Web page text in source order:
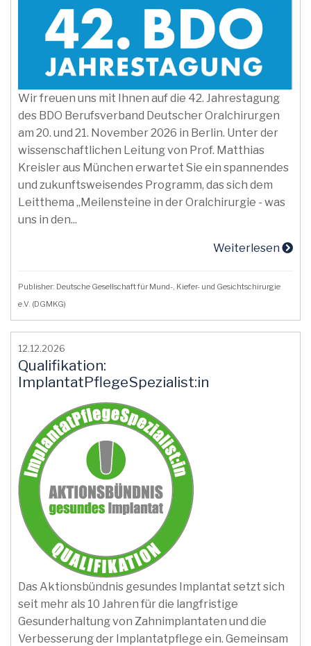
Wir freuen uns mit Ihnen auf die 42. Jahrestagung
des BDO Berufsverband Deutscher Oralchirurgen
am 20. und 21. November 2026 in Berlin. Unter der
wissenschaftlichen Leitung von Prof. Matthias
Kreisler aus München erwartet Sie ein spannendes
und zukunftsweisendes Programm, das sich dem
Leitthema „Meilensteine in der Oralchirurgie - was
uns in den...
Weiterlesen
Publisher: Deutsche Gesellschaft für Mund-, Kiefer- und Gesichtschirurgie
e.V. (DGMKG)
12.12.2026
Qualifikation:
ImplantatPflegeSpezialist:in
Das Aktionsbündnis gesundes Implantat setzt sich
seit mehr als 10 Jahren für die langfristige
Gesunderhaltung von Zahnimplantaten und die
Verbesserung der Implantatpflege ein. Gemeinsam